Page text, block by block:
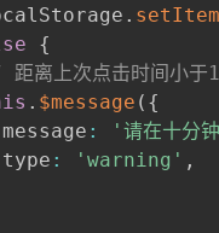
. setItem
{
离上次点击时间小于
. $message ( {
: '请在十分
: 'warning' ,